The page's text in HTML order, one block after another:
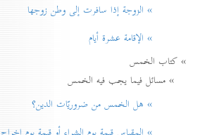
» الزوجة إذا سافرت إلی وطن زوجها
» الإقامة عشرة أيام
» كتاب الخمس
» مسائل فيما يجب فيه الخمس
» هل الخمس من ضروريّات الدين؟